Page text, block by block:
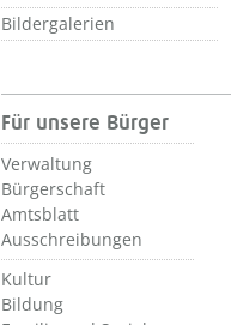
Bildergalerien
Für unsere Bürger
Verwaltung
Bürgerschaft
Amtsblatt
Ausschreibungen
Kultur
Bildung